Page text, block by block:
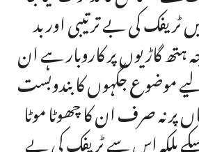
ٹریفک کی بے ترتیبی اور بد
ہتھ گاڑیوں پر کاروبار ہے ان
موضوع جگہوں کا بندوبست
پر نہ صرف ان کا چھوٹا موٹا
بلکہ اس سے ٹریفک کی بے